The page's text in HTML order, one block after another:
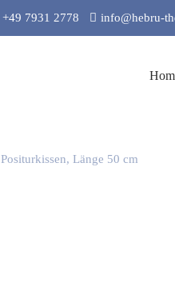
+49 7931 2778 info@hebru-
Positurkissen, Länge 50 cm